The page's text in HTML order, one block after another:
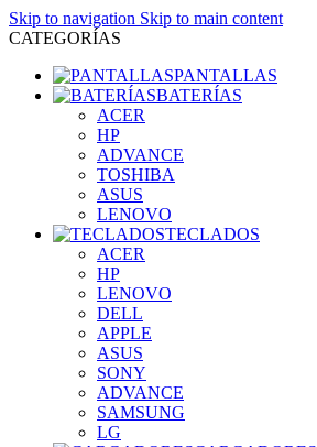
Skip to navigation Skip to main content
CATEGORÍAS
PANTALLAS
BATERÍAS
ACER
HP
ADVANCE
TOSHIBA
ASUS
LENOVO
TECLADOS
ACER
HP
LENOVO
DELL
APPLE
ASUS
SONY
ADVANCE
SAMSUNG
LG